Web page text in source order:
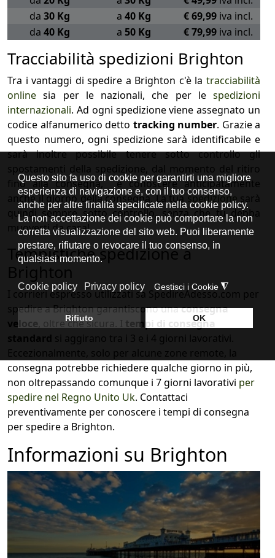
da 30 Kg a 40 Kg € 69,99iva incl.
da 40 Kg a 50 Kg € 79,99 iva incl.
Tracciabilità spedizioni Brighton
Tra i vantaggi di spedire a Brighton c'è la tracciabilità
online sia per le nazionali, che per le spedizioni
internazionali. Ad ogni spedizione viene assegnato un
codice alfanumerico detto tracking number. Grazie a
questo numero, ogni spedizione sarà identificabile e
sarà inoltre possibile tenere sotto controllo gli
spostamenti della spedizione, dal momento del ritiro
fino alla consegna, e conoscere anticipatamente
anche il giorno della consegna. La tua spedizione sarà
quindi sempre sotto controllo, senza che tu debba
muoverti da casa!
Tempistiche spedizione a
Brighton
I corrieri espresso utilizzati sa SpedireAdesso.com per
spedire a Brighton garantiscono unaconsegna
veloce, oltre che sicura. I tempi di consegna
standard si aggirano tra i 3 e i 4 giorni lavorativi.
Eccezionalmente, solo per alcune zone remote, la
consegna potrebbe richiedere qualche giorno in più,
non oltrepassando comunque i 7 giorni lavorativi per
spedire nel Regno Unito Uk. Contattaci
preventivamente per conoscere i tempi di consegna
per spedire a Brighton.
Informazioni su Brighton